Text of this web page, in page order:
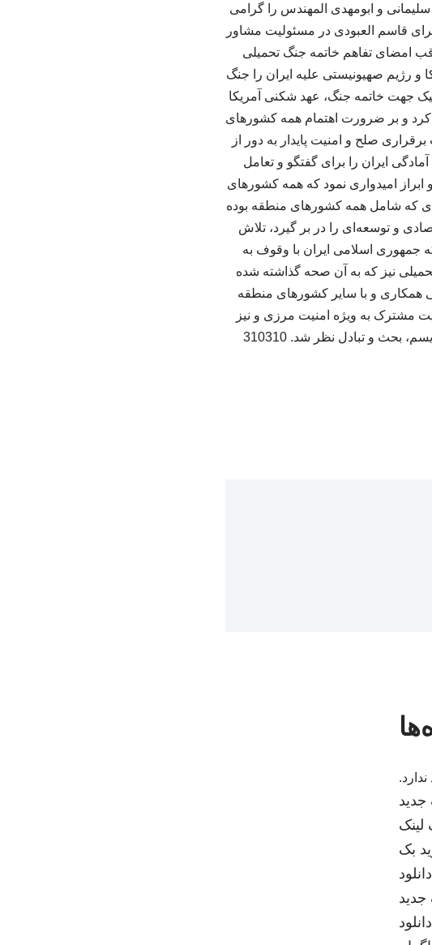
و ابومهدی المهندس را گرامی
قاسم العبودی در مسئولیت مشاور
امضای تفاهم خاتمه جنگ تحمیلی
و رژیم صهیونیستی علیه ایران را جنگ
جهت خاتمه جنگ، عهد شکنی آمریکا
کرد و بر ضرورت اهتمام همه کشورهای
صلح و امنیت پایدار به دور از
ایران را برای گفتگو و تعامل
امیدواری نمود که همه کشورهای
که شامل همه کشورهای منطقه بوده
و توسعه‌ای را در بر گیرد، تلاش
جمهوری اسلامی ایران با وقوف به
یادداشت تفاهم خاتمه جنگ تحمیلی نیز که به آن صحه گذاشته شده
همکاری و با سایر کشورهای منطقه
مشترک به ویژه امنیت مرزی و نیز
بحث و تبادل نظر شد. 310310
جدید
لینک
بک
دانلود
جدید
دانلود